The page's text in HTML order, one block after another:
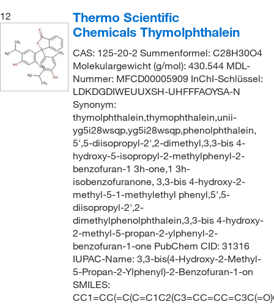
12
Thermo Scientific
Chemicals Thymolphthalein
CAS: 125-20-2 Summenformel: C28H30O4
Molekulargewicht (g/mol): 430.544 MDL-
Nummer: MFCD00005909 InChI-Schlüssel:
LDKDGDIWEUUXSH-UHFFFAOYSA-N
Synonym:
thymolphthalein,thymophthalein,unii-
yg5i28wsqp,yg5i28wsqp,phenolphthalein,
5',5-diisopropyl-2',2-dimethyl,3,3-bis 4-
hydroxy-5-isopropyl-2-methylphenyl-2-
benzofuran-1 3h-one,1 3h-
isobenzofuranone, 3,3-bis 4-hydroxy-2-
methyl-5-1-methylethyl phenyl,5',5-
diisopropyl-2',2-
dimethylphenolphthalein,3,3-bis 4-hydroxy-
2-methyl-5-propan-2-ylphenyl-2-
benzofuran-1-one PubChem CID: 31316
IUPAC-Name: 3,3-bis(4-Hydroxy-2-Methyl-
5-Propan-2-Ylphenyl)-2-Benzofuran-1-on
SMILES: